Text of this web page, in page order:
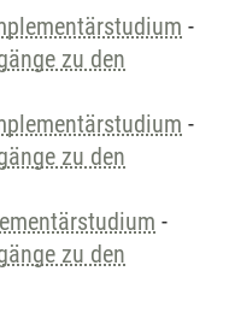
-
zu den
-
zu den
-
zu den